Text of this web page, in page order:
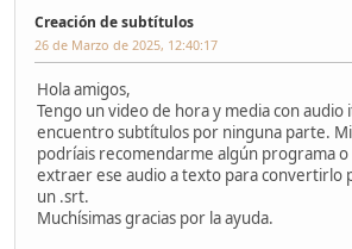
Creación de subtítulos
26 de Marzo de 2025, 12:40:17
Hola amigos,
Tengo un video de hora y media con audio
encuentro subtítulos por ninguna parte.
podríais recomendarme algún programa
extraer ese audio a texto para convertirlo
un .srt.
Muchísimas gracias por la ayuda.